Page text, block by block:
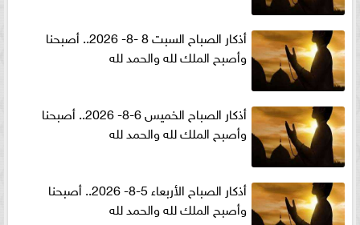
أذكار الصباح السبت 8 -8- 2026.. أصبحنا
وأصبح الملك لله والحمد لله
أذكار الصباح الخميس 6-8- 2026.. أصبحنا
وأصبح الملك لله والحمد لله
أذكار الصباح الأربعاء 5-8- 2026.. أصبحنا
وأصبح الملك لله والحمد لله